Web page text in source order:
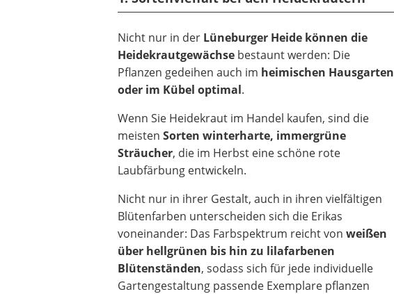
Nicht nur in der Lüneburger Heide können die
Heidekrautgewächse bestaunt werden: Die
Pflanzen gedeihen auch im heimischen Hausgarten
oder im Kübel optimal.
Wenn Sie Heidekraut im Handel kaufen, sind die
meistenSorten winterharte, immergrüne
Sträucher, die im Herbst eine schöne rote
Laubfärbung entwickeln.
Nicht nur in ihrer Gestalt, auch in ihren vielfältigen
Blütenfarben unterscheiden sich die Erikas
voneinander: Das Farbspektrum reicht von weißen
über hellgrünen bis hin zu lilafarbenen
Blütenständen, sodass sich für jede individuelle
Gartengestaltung passende Exemplare pflanzen